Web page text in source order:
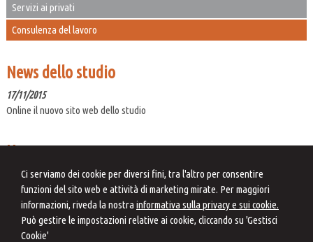
Ci serviamo dei cookie per diversi fini, tra l'altro per consentire
funzioni del sito web e attività di marketing mirate. Per maggiori
informazioni, riveda la nostra informativa sulla privacy e sui cookie.
Può gestire le impostazioni relative ai cookie, cliccando su 'Gestisci
Cookie'
Servizi ai privati
Consulenza del lavoro
News dello studio
17/11/2015
Online il nuovo sito web dello studio
News
07/08/2026
Micro e piccole imprese: l'OIC avvia la consultazione sulla bozza di Principio
Contabile
08/08/2026